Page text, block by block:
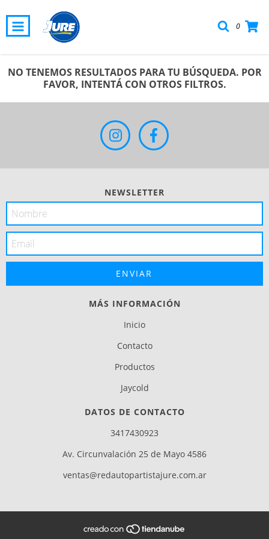
0
NO TENEMOS RESULTADOS PARA TU BÚSQUEDA. POR
FAVOR, INTENTÁ CON OTROS FILTROS.
NEWSLETTER
MÁS INFORMACIÓN
Inicio
Contacto
Productos
Jaycold
DATOS DE CONTACTO
3417430923
Av. Circunvalación 25 de Mayo 4586
ventas@redautopartistajure.com.ar